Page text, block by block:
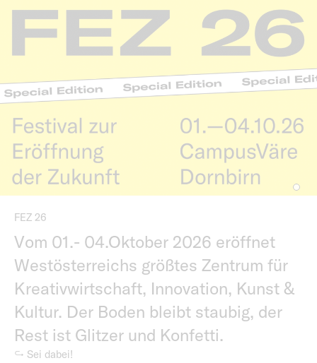
FEZ 26
Vom 01.- 04.Oktober 2026 eröffnet
Westösterreichs größtes Zentrum für
Kreativwirtschaft, Innovation, Kunst &
Kultur. Der Boden bleibt staubig, der
Rest ist Glitzer und Konfetti.
↪ Sei dabei!